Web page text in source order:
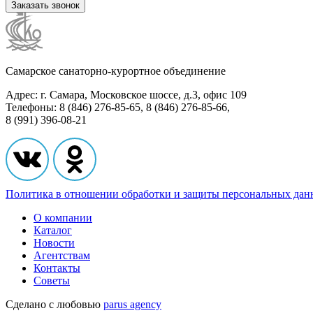
Заказать звонок
Самарское санаторно-курортное объединение
Адрес: г. Самара, Московское шоссе, д.3, офис 109
Телефоны: 8 (846) 276-85-65, 8 (846) 276-85-66,
8 (991) 396-08-21
Политика в отношении обработки и защиты персональных
О компании
Каталог
Новости
Агентствам
Контакты
Советы
Сделано с любовью parus agency